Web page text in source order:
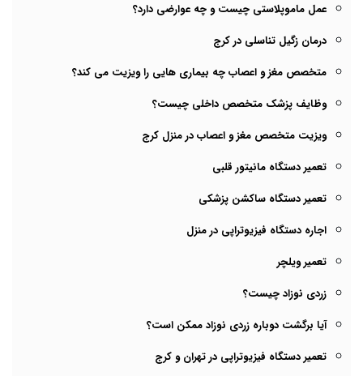
عمل ماموپلاستی چیست و چه عوارضی دارد؟
درمان زگیل تناسلی در کرج
متخصص مغز و اعصاب چه بیماری هایی را ویزیت می کند؟
وظایف پزشک متخصص داخلی چیست؟
ویزیت متخصص مغز و اعصاب در منزل کرج
تعمیر دستگاه مانیتور قلبی
تعمیر دستگاه ساکشن پزشکی
اجاره دستگاه فیزیوتراپی در منزل
تعمیر ویلچر
زردی نوزاد چیست؟
آیا برگشت دوباره زردی نوزاد ممکن است؟
تعمیر دستگاه فیزیوتراپی در تهران و کرج